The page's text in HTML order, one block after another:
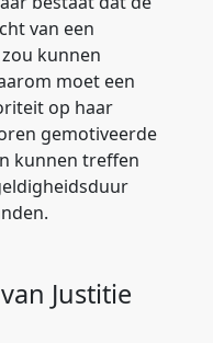
van een
kunnen
moet een
op haar
gemotiveerde
kunnen treffen
Justitie